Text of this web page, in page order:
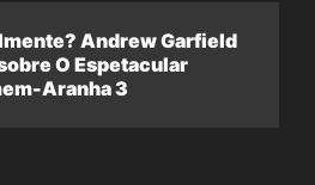
Andrew Garfield
O Espetacular
Aranha 3